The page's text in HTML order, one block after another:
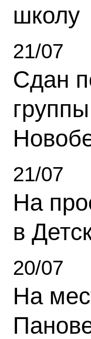
школу
21/07
Сдан
21/07
На
в
20/07
На